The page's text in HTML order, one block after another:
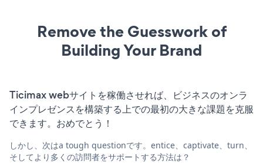
Remove the Guesswork of
Building Your Brand
Ticimax webサイトを稼働させれば、ビジネスのオンラ
インプレゼンスを構築する上での最初の大きな課題を克服
できます。おめでとう！
しかし、次はa tough questionです。entice、captivate、turn、
そしてより多くの訪問者をサポートする方法は？